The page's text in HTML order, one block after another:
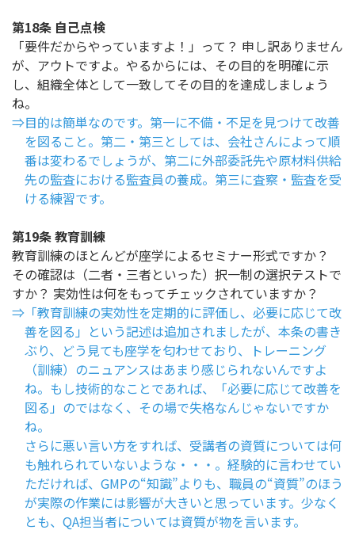
第18条 自己点検
「要件だからやっていますよ！」って？ 申し訳ありません
が、アウトですよ。やるからには、その目的を明確に示
し、組織全体として一致してその目的を達成しましょう
ね。
⇒目的は簡単なのです。第一に不備・不足を見つけて改善
を図ること。第二・第三としては、会社さんによって順
番は変わるでしょうが、第二に外部委託先や原材料供給
先の監査における監査員の養成。第三に査察・監査を受
ける練習です。
第19条 教育訓練
教育訓練のほとんどが座学によるセミナー形式ですか？
その確認は（二者・三者といった）択一制の選択テストで
すか？ 実効性は何をもってチェックされていますか？
⇒「教育訓練の実効性を定期的に評価し、必要に応じて改
善を図る」という記述は追加されましたが、本条の書き
ぶり、どう見ても座学を匂わせており、トレーニング
（訓練）のニュアンスはあまり感じられないんですよ
ね。もし技術的なことであれば、「必要に応じて改善を
図る」のではなく、その場で失格なんじゃないですか
ね。
さらに悪い言い方をすれば、受講者の資質については何
も触れられていないような・・・。経験的に言わせてい
ただければ、GMPの“知識”よりも、職員の“資質”のほう
が実際の作業には影響が大きいと思っています。少なく
とも、QA担当者については資質が物を言います。